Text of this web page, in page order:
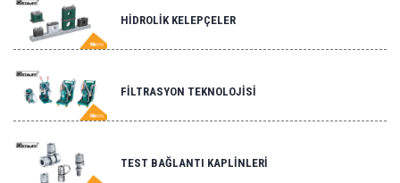
HİDROLİK KELEPÇELER
FİLTRASYON TEKNOLOJİSİ
TEST BAĞLANTI KAPLİNLERİ